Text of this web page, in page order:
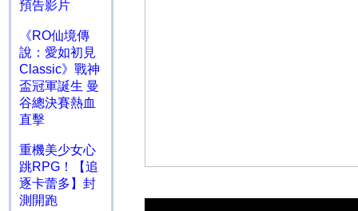
預告影片
《RO仙境傳
說：愛如初見
Classic》戰神
盃冠軍誕生 曼
谷總決賽熱血
直擊
重機美少女心
跳RPG！【追
逐卡蕾多】封
測開跑